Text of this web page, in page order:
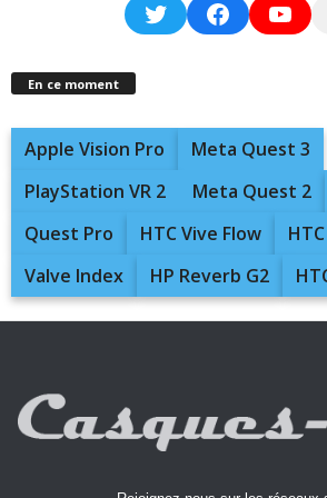
TwitterFacebook
En ce moment
Apple Vision Pro
Meta Quest 3
PlayStation VR 2
Meta Quest 2
Quest Pro
HTC Vive Flow
Valve Index
HP Reverb G2